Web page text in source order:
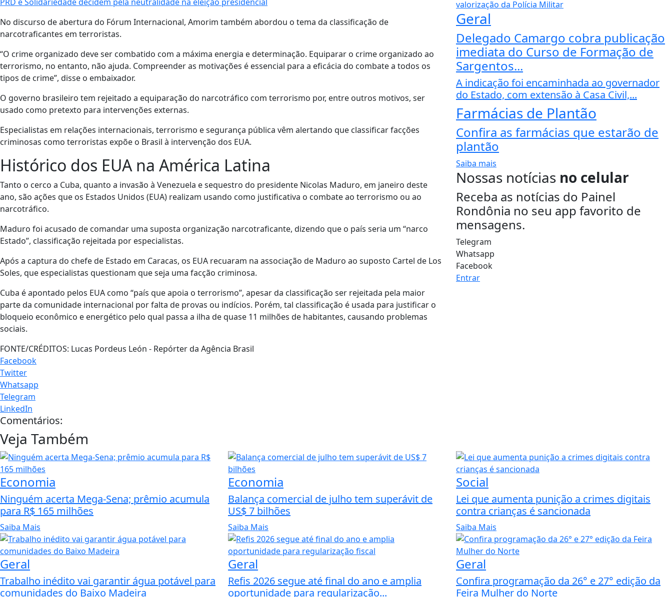
No discurso de abertura do Fórum Internacional, Amorim também abordou o tema da classificação de
narcotraficantes em terroristas.
“O crime organizado deve ser combatido com a máxima energia e determinação. Equiparar o crime organizado ao
terrorismo, no entanto, não ajuda. Compreender as motivações é essencial para a eficácia do combate a todos os
tipos de crime”, disse o embaixador.
O governo brasileiro tem rejeitado a equiparação do narcotráfico com terrorismo por, entre outros motivos, ser
usado como pretexto para intervenções externas.
Especialistas em relações internacionais, terrorismo e segurança pública vêm alertando que classificar facções
criminosas como terroristas expõe o Brasil à intervenção dos EUA.
Histórico dos EUA na América Latina
Tanto o cerco a Cuba, quanto a invasão à Venezuela e sequestro do presidente Nicolas Maduro, em janeiro deste
ano, são ações que os Estados Unidos (EUA) realizam usando como justificativa o combate ao terrorismo ou ao
narcotráfico.
Maduro foi acusado de comandar uma suposta organização narcotraficante, dizendo que o país seria um “narco
Estado”, classificação rejeitada por especialistas.
Após a captura do chefe de Estado em Caracas, os EUA recuaram na associação de Maduro ao suposto Cartel de Los
Soles, que especialistas questionam que seja uma facção criminosa.
Cuba é apontado pelos EUA como “país que apoia o terrorismo”, apesar da classificação ser rejeitada pela maior
parte da comunidade internacional por falta de provas ou indícios. Porém, tal classificação é usada para justificar o
bloqueio econômico e energético pelo qual passa a ilha de quase 11 milhões de habitantes, causando problemas
sociais.
FONTE/CRÉDITOS: Lucas Pordeus León - Repórter da Agência Brasil
Facebook
Twitter
Whatsapp
Telegram
LinkedIn
Comentários:
Geral
Delegado Camargo cobra publicação
imediata do Curso de Formação de
Sargentos...
A indicação foi encaminhada ao governador
do Estado, com extensão à Casa Civil,...
Farmácias de Plantão
Confira as farmácias que estarão de
plantão
Saiba mais
Nossas notícias no celular
Receba as notícias do Painel
Rondônia no seu app favorito de
mensagens.
Telegram
Whatsapp
Facebook
Entrar
Veja Também
Economia
Ninguém acerta Mega-Sena; prêmio acumula
para R$ 165 milhões
Saiba Mais
Economia
Balança comercial de julho tem superávit de
US$ 7 bilhões
Saiba Mais
Social
Lei que aumenta punição a crimes digitais
contra crianças é sancionada
Saiba Mais
Geral
Trabalho inédito vai garantir água potável para
comunidades do Baixo Madeira
Geral
Refis 2026 segue até final do ano e amplia
oportunidade para regularização...
Geral
Confira programação da 26° e 27° edição da
Feira Mulher do Norte